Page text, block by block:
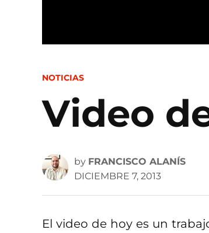
POSTED
NOTICIAS
Video
by FRANCISCO ALANÍS
DICIEMBRE 7, 2013
El video de hoy es un